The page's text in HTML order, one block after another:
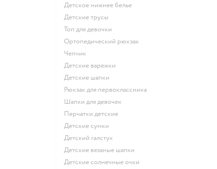
Детское нижнее белье
Детские трусы
Топ для девочки
Ортопедический рюкзак
Чепчик
Детские варежки
Детские шапки
Рюкзак для первоклассника
Шапки для девочек
Перчатки детские
Детские сумки
Детский галстук
Детские вязаные шапки
Детские солнечные очки